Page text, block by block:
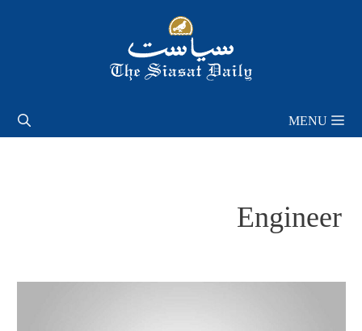
MENU
Engineer